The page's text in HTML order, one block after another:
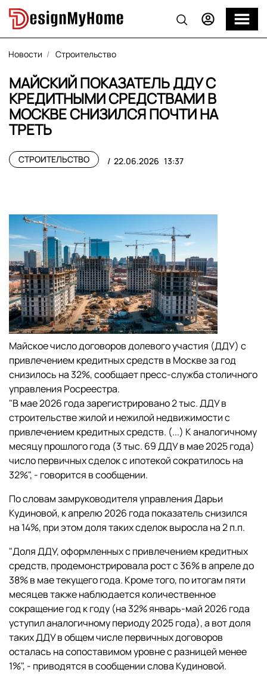
Новости Строительство
МАЙСКИЙ ПОКАЗАТЕЛЬ ДДУ С
КРЕДИТНЫМИ СРЕДСТВАМИ В
МОСКВЕ СНИЗИЛСЯ ПОЧТИ НА
ТРЕТЬ
СТРОИТЕЛЬСТВО 22.06.2026 13:37
Майское число договоров долевого участия (ДДУ) с
привлечением кредитных средств в Москве за год
снизилось на 32%, сообщает пресс-служба столичного
управления Росреестра.
"В мае 2026 года зарегистрировано 2 тыс. ДДУ в
строительстве жилой и нежилой недвижимости с
привлечением кредитных средств. (...) К аналогичному
месяцу прошлого года (3 тыс. 69 ДДУ в мае 2025 года)
число первичных сделок с ипотекой сократилось на
32%", - говорится в сообщении.
По словам замруководителя управления Дарьи
Кудиновой, к апрелю 2026 года показатель снизился
на 14%, при этом доля таких сделок выросла на 2 п.п.
"Доля ДДУ, оформленных с привлечением кредитных
средств, продемонстрировала рост с 36% в апреле до
38% в мае текущего года. Кроме того, по итогам пяти
месяцев также наблюдается количественное
сокращение год к году (на 32% январь-май 2026 года
уступил аналогичному периоду 2025 года), а вот доля
таких ДДУ в общем числе первичных договоров
осталась на сопоставимом уровне с разницей менее
1%", - приводятся в сообщении слова Кудиновой.